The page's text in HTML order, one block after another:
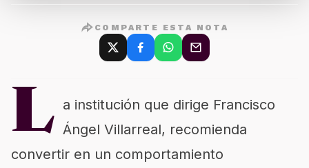
COMPARTE ESTA NOTA
L a institución que dirige Francisco
Ángel Villarreal, recomienda
convertir en un comportamiento